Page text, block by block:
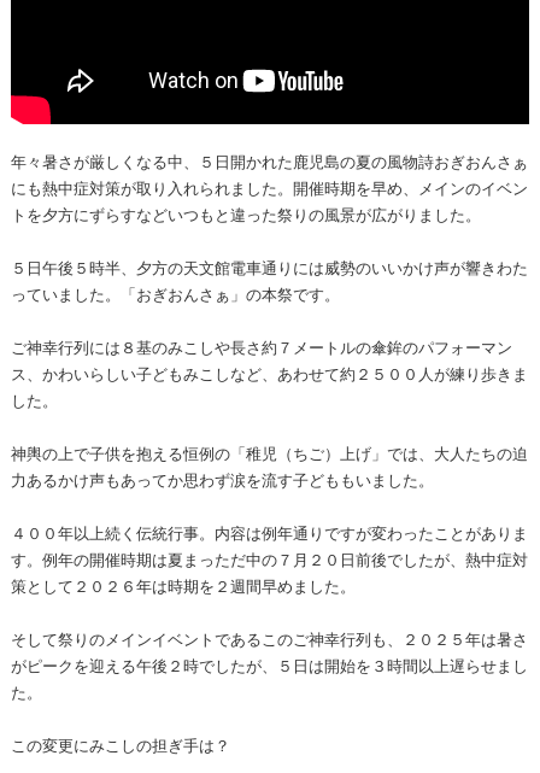
年々暑さが厳しくなる中、５日開かれた鹿児島の夏の風物詩おぎおんさぁ
にも熱中症対策が取り入れられました。開催時期を早め、メインのイベン
トを夕方にずらすなどいつもと違った祭りの風景が広がりました。
５日午後５時半、夕方の天文館電車通りには威勢のいいかけ声が響きわた
っていました。「おぎおんさぁ」の本祭です。
ご神幸行列には８基のみこしや長さ約７メートルの傘鉾のパフォーマン
ス、かわいらしい子どもみこしなど、あわせて約２５００人が練り歩きま
した。
神輿の上で子供を抱える恒例の「稚児（ちご）上げ」では、大人たちの迫
力あるかけ声もあってか思わず涙を流す子どももいました。
４００年以上続く伝統行事。内容は例年通りですが変わったことがありま
す。例年の開催時期は夏まっただ中の７月２０日前後でしたが、熱中症対
策として２０２６年は時期を２週間早めました。
そして祭りのメインイベントであるこのご神幸行列も、２０２５年は暑さ
がピークを迎える午後２時でしたが、５日は開始を３時間以上遅らせまし
た。
この変更にみこしの担ぎ手は？